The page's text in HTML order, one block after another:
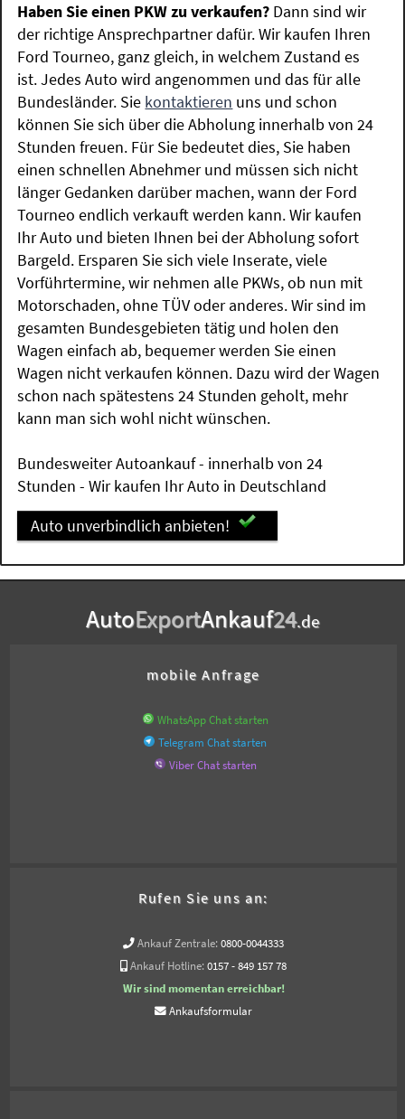
Haben Sie einen PKW zu verkaufen? Dann sind wir
der richtige Ansprechpartner dafür. Wir kaufen Ihren
Ford Tourneo, ganz gleich, in welchem Zustand es
ist. Jedes Auto wird angenommen und das für alle
Bundesländer. Sie kontaktieren uns und schon
können Sie sich über die Abholung innerhalb von 24
Stunden freuen. Für Sie bedeutet dies, Sie haben
einen schnellen Abnehmer und müssen sich nicht
länger Gedanken darüber machen, wann der Ford
Tourneo endlich verkauft werden kann. Wir kaufen
Ihr Auto und bieten Ihnen bei der Abholung sofort
Bargeld. Ersparen Sie sich viele Inserate, viele
Vorführtermine, wir nehmen alle PKWs, ob nun mit
Motorschaden, ohne TÜV oder anderes. Wir sind im
gesamten Bundesgebieten tätig und holen den
Wagen einfach ab, bequemer werden Sie einen
Wagen nicht verkaufen können. Dazu wird der Wagen
schon nach spätestens 24 Stunden geholt, mehr
kann man sich wohl nicht wünschen.
Bundesweiter Autoankauf - innerhalb von 24
Stunden - Wir kaufen Ihr Auto in Deutschland
Auto unverbindlich anbieten!
AutoExportAnkauf24.de
mobile Anfrage
WhatsApp Chat starten
Telegram Chat starten
Viber Chat starten
Rufen Sie uns an:
Ankauf Zentrale: 0800-0044333
Ankauf Hotline: 0157 - 849 157 78
Wir sind momentan erreichbar!
Ankaufsformular